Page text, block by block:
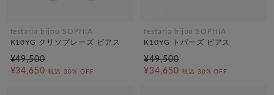
festaria bijou SOPHIA
K10YG クリソプレーズ ピアス
¥49,500
¥34,650 税込 30% OFF
festaria bijou SOPHIA
K10YG トパーズ ピアス
¥49,500
¥34,650 税込 30% OFF